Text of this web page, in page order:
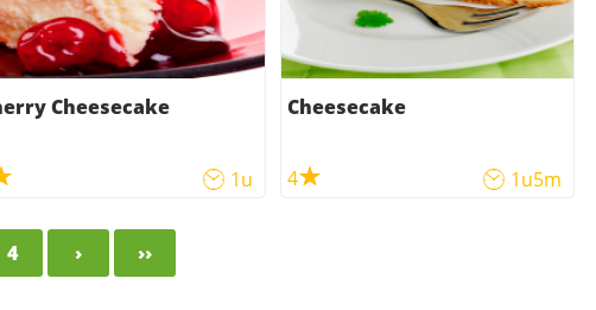
Cheesecake
1u
Cheesecake
4 1u5m
4 › ››